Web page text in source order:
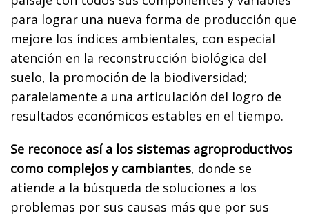
para lograr una nueva forma de producción que
mejore los índices ambientales, con especial
atención en la reconstrucción biológica del
suelo, la promoción de la biodiversidad;
paralelamente a una articulación del logro de
resultados económicos estables en el tiempo.
Se reconoce así a los sistemas agroproductivos
como complejos y cambiantes, donde se
atiende a la búsqueda de soluciones a los
problemas por sus causas más que por sus